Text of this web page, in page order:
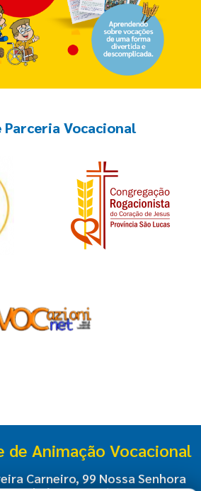
Parceria Vocacional
de Animação Vocacional
Carneiro, 99 Nossa Senhora